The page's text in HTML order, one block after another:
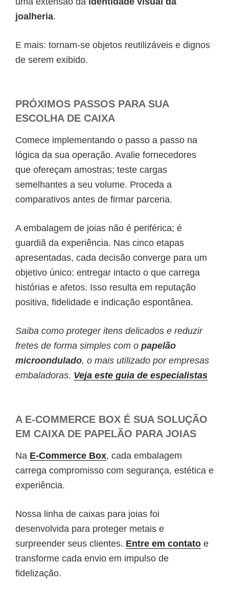
joalheria.
E mais: tornam-se objetos reutilizáveis e dignos
de serem exibido.
PRÓXIMOS PASSOS PARA SUA
ESCOLHA DE CAIXA
Comece implementando o passo a passo na
lógica da sua operação. Avalie fornecedores
que ofereçam amostras; teste cargas
semelhantes a seu volume. Proceda a
comparativos antes de firmar parceria.
A embalagem de joias não é periférica; é
guardiã da experiência. Nas cinco etapas
apresentadas, cada decisão converge para um
objetivo único: entregar intacto o que carrega
histórias e afetos. Isso resulta em reputação
positiva, fidelidade e indicação espontânea.
Saiba como proteger itens delicados e reduzir
fretes de forma simples com o papelão
microondulado, o mais utilizado por empresas
embaladoras. Veja este guia de especialistas
A E-COMMERCE BOX É SUA SOLUÇÃO
EM CAIXA DE PAPELÃO PARA JOIAS
Na E-Commerce Box, cada embalagem
carrega compromisso com segurança, estética e
experiência.
Nossa linha de caixas para joias foi
desenvolvida para proteger metais e
surpreender seus clientes. Entre em contato e
transforme cada envio em impulso de
fidelização.